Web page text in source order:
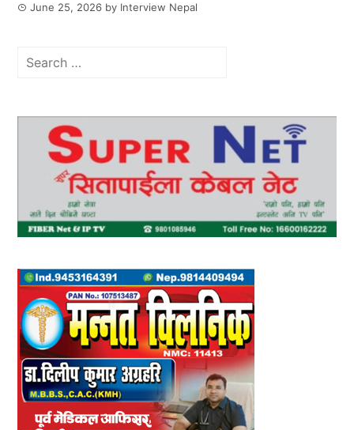
June 25, 2026 by Interview Nepal
Search